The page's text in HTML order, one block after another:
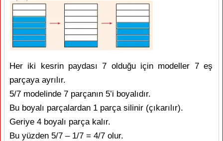
Her iki kesrin paydası 7 olduğu için modeller 7 eş
parçaya ayrılır.
5/7 modelinde 7 parçanın 5’i boyalıdır.
Bu boyalı parçalardan 1 parça silinir (çıkarılır).
Geriye 4 boyalı parça kalır.
Bu yüzden 5/7 – 1/7 = 4/7 olur.